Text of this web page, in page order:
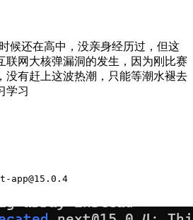
候还在高中，没亲身经历过，但这
联网大核弹漏洞的发生，因为刚比赛
没有赶上这波热潮，只能等潮水褪去
学习
app@15 . 0 . 4